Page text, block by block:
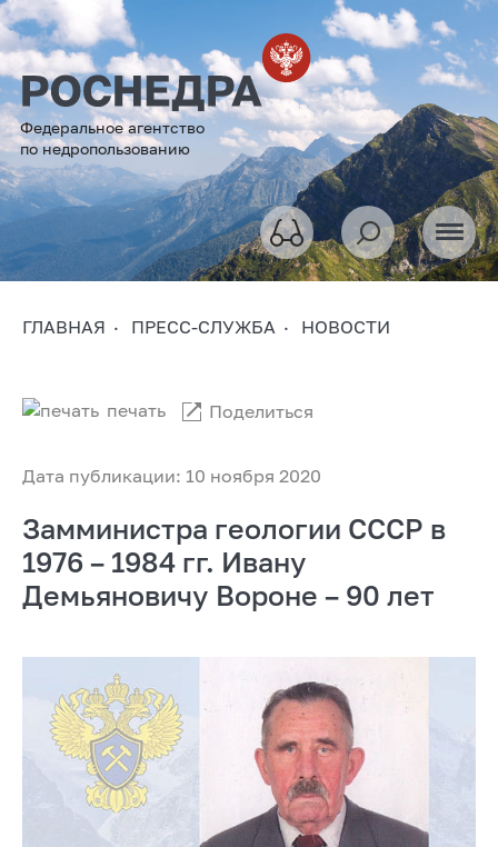
Федеральное агентство
по недропользованию
ГЛАВНАЯ ПРЕСС-СЛУЖБА НОВОСТИ
Дата публикации: 10 ноября 2020
печать Поделиться
Замминистра геологии СССР в
1976 – 1984 гг. Ивану
Демьяновичу Вороне – 90 лет